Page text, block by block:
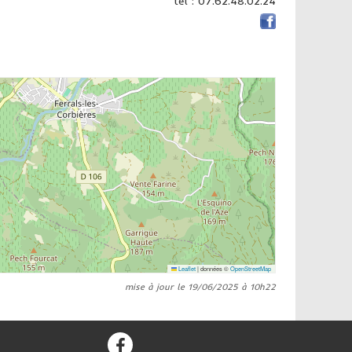
Leaflet|données ©OpenStreetMap
mise à jour le 19/06/2025 à 10h22